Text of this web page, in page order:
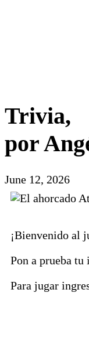
Trivia,
por
June 12, 2026
¡Bienvenido al
Pon a prueba
Para jugar